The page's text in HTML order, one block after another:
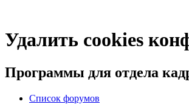
Удалить cookies
Программы для отдела
Список форумов